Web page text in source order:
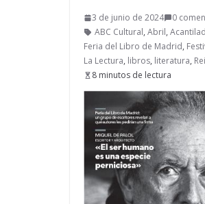
3 de junio de 2024
0
ABC Cultural, Abril,
Feria del Libro de Madrid,
La Lectura, libros, literatura,
8 minutos de lectura